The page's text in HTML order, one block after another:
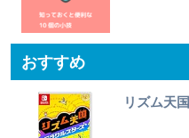
おすすめ
リズム天